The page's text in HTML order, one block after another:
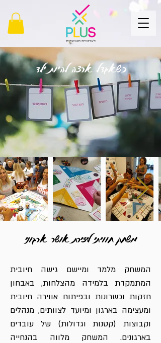
משחק חוויתי ליצירת אושר ארגוני
המשחק מלמד ומיישם גישה חיובית
המתמקדת בלמידה מהצלחות, באבחון
חזקות וכשרונות ובפיתוח אווירה חיובית
ומעצימה בארגון ומיועד לצוותים, מנהלים
וקבוצות (קטנות וגדולות) של עובדים
בארגונים. המשחק מלווה בהנחייה
כשאגדל ארצה להיות ילד